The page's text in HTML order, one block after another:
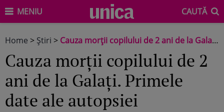
MENIU CAUTĂ
Home > Știri > Cauza morții copilului de 2 ani de la Galați. Primele date ale autopsiei
Cauza morții copilului de 2
ani de la Galați. Primele
date ale autopsiei